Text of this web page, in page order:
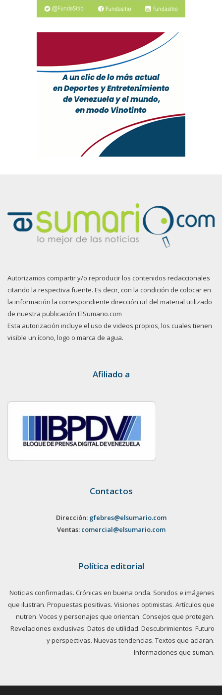
Autorizamos compartir y/o reproducir los contenidos redaccionales
citando la respectiva fuente. Es decir, con la condición de colocar en
la información la correspondiente dirección url del material utilizado
de nuestra publicación ElSumario.com
Esta autorización incluye el uso de videos propios, los cuales tienen
visible un ícono, logo o marca de agua.
Afiliado a
Contactos
Dirección: gfebres@elsumario.com
Ventas: comercial@elsumario.com
Política editorial
Noticias confirmadas. Crónicas en buena onda. Sonidos e imágenes
que ilustran. Propuestas positivas. Visiones optimistas. Artículos que
nutren. Voces y personajes que orientan. Consejos que protegen.
Revelaciones exclusivas. Datos de utilidad. Descubrimientos. Futuro
y perspectivas. Nuevas tendencias. Textos que aclaran.
Informaciones que suman.